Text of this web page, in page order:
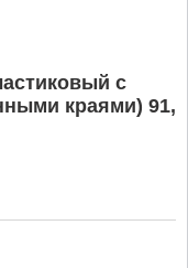
с
краями) 91,